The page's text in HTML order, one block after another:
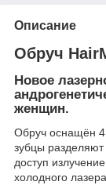
Описание
Обруч
Новое
женщин.
Обруч оснащён
зубцы
доступ
холодного